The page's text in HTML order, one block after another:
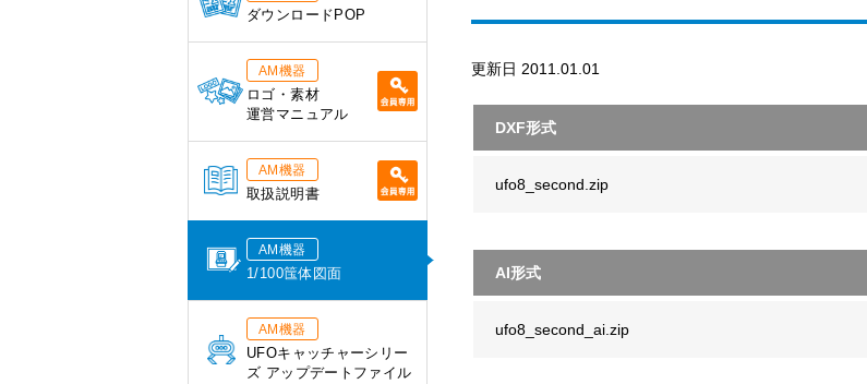
更新日 2011.01.01
DXF形式
ufo8_second.zip
AI形式
ufo8_second_ai.zip
ダウンロードPOP
AM機器
ロゴ・素材
運営マニュアル
AM機器
取扱説明書
AM機器
1/100筺体図面
AM機器
UFOキャッチャーシリー
ズ アップデートファイル